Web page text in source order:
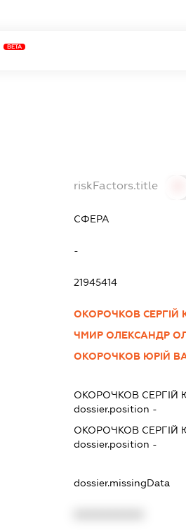
BETA
riskFactors.title
СФЕРА
-
21945414
ОКОРОЧКОВ СЕРГІЙ
ЧМИР ОЛЕКСАНДР
ОКОРОЧКОВ ЮРІЙ
ОКОРОЧКОВ СЕРГІЙ
dossier.position -
ОКОРОЧКОВ СЕРГІЙ
dossier.position -
dossier.missingData